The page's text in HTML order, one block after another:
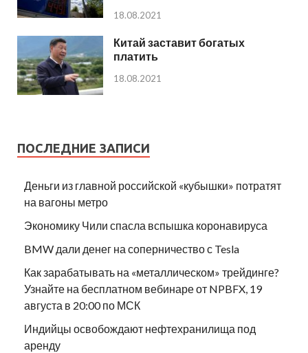
18.08.2021
Китай заставит богатых
платить
18.08.2021
ПОСЛЕДНИЕ ЗАПИСИ
Деньги из главной российской «кубышки» потратят
на вагоны метро
Экономику Чили спасла вспышка коронавируса
BMW дали денег на соперничество с Tesla
Как зарабатывать на «металлическом» трейдинге?
Узнайте на бесплатном вебинаре от NPBFX, 19
августа в 20:00 по МСК
Индийцы освобождают нефтехранилища под
аренду